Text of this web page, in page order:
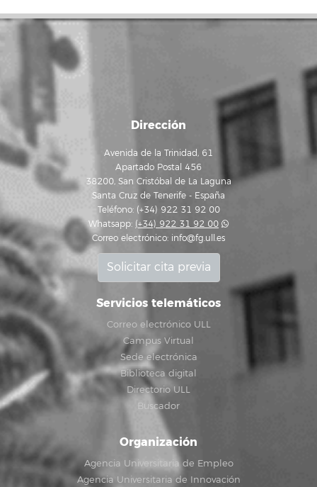
Dirección
Avenida de la Trinidad, 61
Apartado Postal 456
38200, San Cristóbal de La Laguna
Santa Cruz de Tenerife - España
Teléfono: (+34) 922 31 92 00
Whatsapp: (+34) 922 31 92 00
Correo electrónico: info@fg.ull.es
Solicitar cita previa
Servicios telemáticos
Correo electrónico ULL
Campus Virtual
Sede electrónica
Biblioteca digital
Directorio ULL
Buscador
Organización
Agencia Universitaria de Empleo
Agencia Universitaria de Innovación